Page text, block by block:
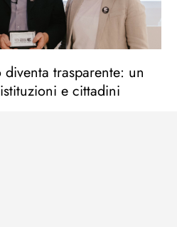
diventa trasparente: un
e cittadini